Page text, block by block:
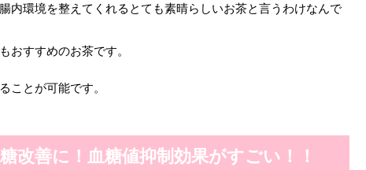
内環境を整えてくれるとても素晴らしいお茶と言うわけなんで
おすすめのお茶です。
ことが可能です。
改善に！血糖値抑制効果がすごい！！